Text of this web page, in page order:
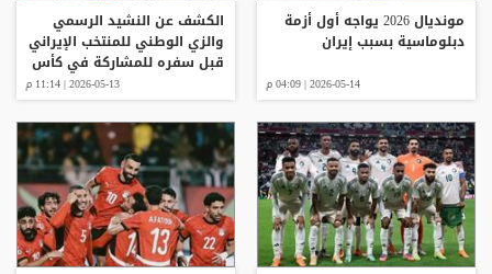
مونديال 2026 يواجه أول أزمة
دبلوماسية بسبب إيران
2026-05-14 | 04:09 م
الكشف عن النشيد الرسمي
والزي الوطني للمنتخب الإيراني
قبل سفره للمشاركة في كأس
2026-05-13 | 11:14 م